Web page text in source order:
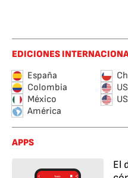
EDICIONES
España
Colombia
México
América
APPS
El